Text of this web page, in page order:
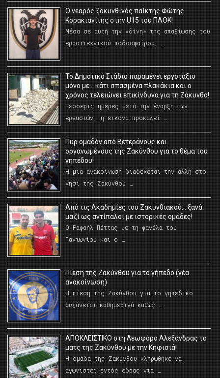
O νεαρός ζακυνθινός παίκτης Φώτης
Κορακιανίτης στην U15 του ΠΑΟΚ!
Μέσα σε αυτή την «δίνη» της απαξίωσης του
ερασιτεχνικού ποδοσφαίρου. …
Το Δημοτικό Στάδιο παραμένει εργοτάξιο
μόνο με… κάτι σπασμένα πλακάκια και ο
χρόνος τελειώνει επικίνδυνα για τη Ζάκυνθο!
Τέσσερις ημέρες μετά την έναρξη των
εργασιών, η εικόνα προκαλεί …
Πυρ ομαδόν από Βετεράνους και
οργανωμένους της Ζακύνθου για το θέμα του
γηπέδου!
Η μια ανακοίνωση διαδέχεται την άλλη στο
νησί της Ζακύνθου …
Από τις Ακαδημίες του Ζακυνθιακού… ξανά
μαζί ως αντίπαλοι με ιστορικές ομάδες!
Ο Ραφαήλ Πέττας με τη φανέλα του
Πανιωνίου και ο …
Πίεση της Ζακύνθου για το γήπεδο (νέα
ανακοίνωση)
Η πίεση της Ζακύνθου για το γηπεδικο
αυξάνεται καθημερινά καθώς …
AΠΟΚΛΕΙΣΤΙΚΟ στη Λεωφόρο Αλεξάνδρας το
ματς της Ζακύνθου με την Κηφισιά!
Η ομάδα της Ζακύνθου κληρώθηκε να
αγωνιστεί εντός έδρας για …